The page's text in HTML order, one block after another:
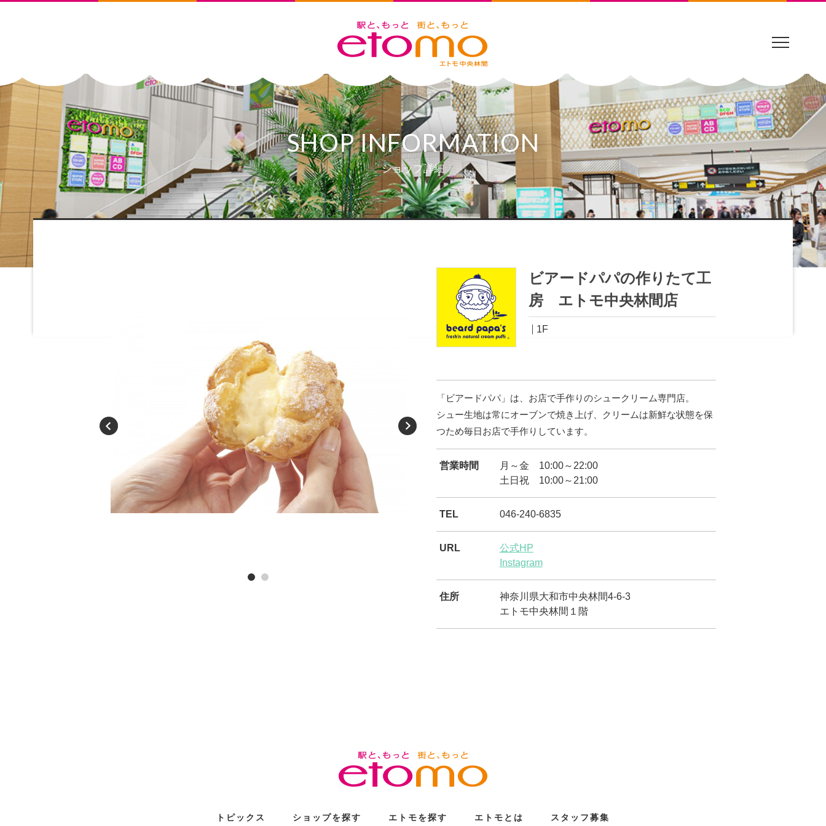
SHOP INFORMATION
ショップ詳細
1 2
Previous Next
ビアードパパの作りたて工
房 エトモ中央林間店
1F
「ビアードパパ」は、お店で手作りのシュークリーム専門店。
シュー生地は常にオーブンで焼き上げ、クリームは新鮮な状態を保
つため毎日お店で手作りしています。
営業時間
月～金 10:00～22:00
土日祝 10:00～21:00
TEL 046-240-6835
URL
公式HP
Instagram
住所
神奈川県大和市中央林間4-6-3
エトモ中央林間１階
トピックス ショップを探す エトモを探す エトモとは スタッフ募集